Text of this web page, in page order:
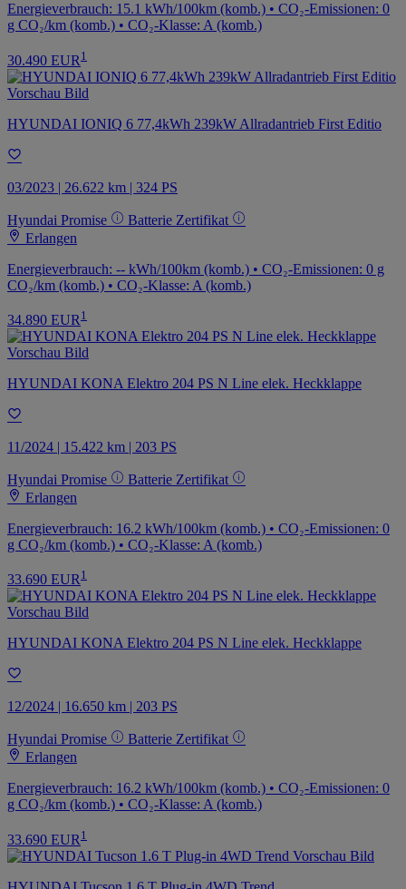
Energieverbrauch: 15.1 kWh/100km (komb.) • CO₂-Emissionen: 0
g CO₂/km (komb.) • CO₂-Klasse: A (komb.)
30.490 EUR 1
HYUNDAI IONIQ 6 77,4kWh 239kW Allradantrieb First Editio
03/2023 | 26.622 km | 324 PS
Hyundai Promise
Batterie Zertifikat
Erlangen
Energieverbrauch: -- kWh/100km (komb.) • CO₂-Emissionen: 0 g
CO₂/km (komb.) • CO₂-Klasse: A (komb.)
34.890 EUR 1
HYUNDAI KONA Elektro 204 PS N Line elek. Heckklappe
11/2024 | 15.422 km | 203 PS
Hyundai Promise
Batterie Zertifikat
Erlangen
Energieverbrauch: 16.2 kWh/100km (komb.) • CO₂-Emissionen: 0
g CO₂/km (komb.) • CO₂-Klasse: A (komb.)
33.690 EUR 1
HYUNDAI KONA Elektro 204 PS N Line elek. Heckklappe
12/2024 | 16.650 km | 203 PS
Hyundai Promise
Batterie Zertifikat
Erlangen
Energieverbrauch: 16.2 kWh/100km (komb.) • CO₂-Emissionen: 0
g CO₂/km (komb.) • CO₂-Klasse: A (komb.)
33.690 EUR 1